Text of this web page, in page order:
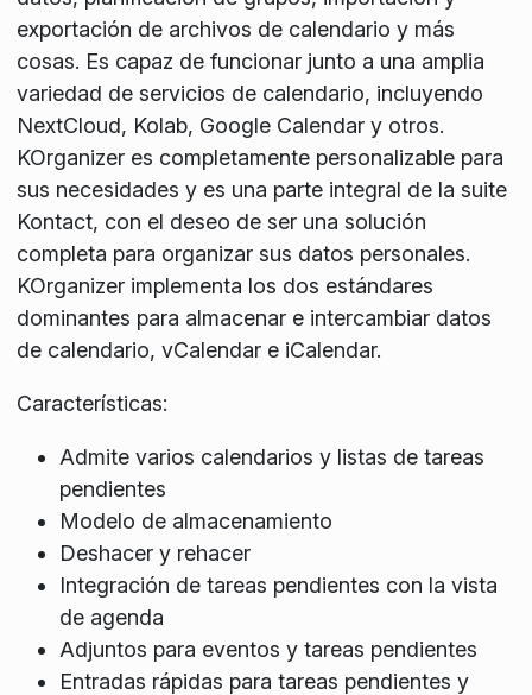
exportación de archivos de calendario y más
cosas. Es capaz de funcionar junto a una amplia
variedad de servicios de calendario, incluyendo
NextCloud, Kolab, Google Calendar y otros.
KOrganizer es completamente personalizable para
sus necesidades y es una parte integral de la suite
Kontact, con el deseo de ser una solución
completa para organizar sus datos personales.
KOrganizer implementa los dos estándares
dominantes para almacenar e intercambiar datos
de calendario, vCalendar e iCalendar.
Características:
Admite varios calendarios y listas de tareas
pendientes
Modelo de almacenamiento
Deshacer y rehacer
Integración de tareas pendientes con la vista
de agenda
Adjuntos para eventos y tareas pendientes
Entradas rápidas para tareas pendientes y